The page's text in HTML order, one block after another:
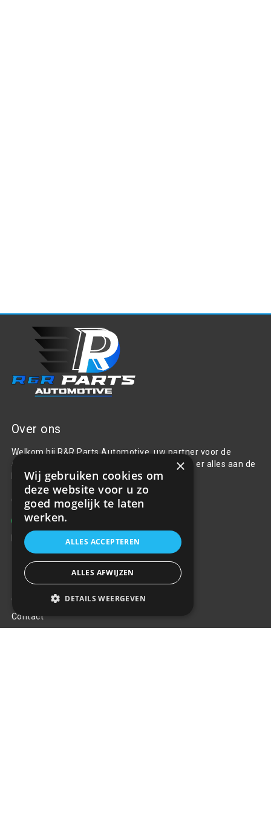
Over ons
Welkom bij R&R Parts Automotive, uw partner voor de
aanschaf van alle auto accessoires. Wij doen er alles aan de
beste selectie, service & prijs te bieden.
Contact
+31(0)85 486 83 17
info@rrparts.nl
Klantenservice
Over ons
Contact
×
Wij gebruiken cookies om
deze website voor u zo
goed mogelijk te laten
werken.
ALLES ACCEPTEREN
ALLES AFWIJZEN
DETAILS WEERGEVEN